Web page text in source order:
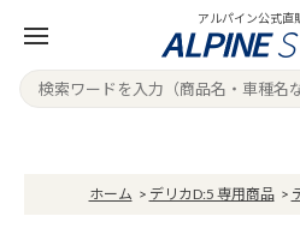
アルパイン公式直
ホーム > デリカD:5 専用商品 >